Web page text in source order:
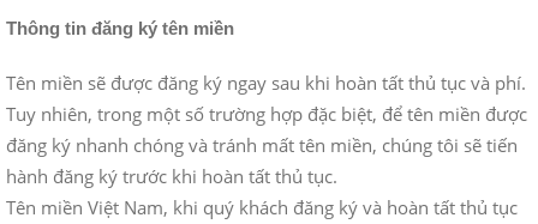
Thông tin đăng ký tên miền
Tên miền sẽ được đăng ký ngay sau khi hoàn tất thủ tục và phí.
Tuy nhiên, trong một số trường hợp đặc biệt, để tên miền được
đăng ký nhanh chóng và tránh mất tên miền, chúng tôi sẽ tiến
hành đăng ký trước khi hoàn tất thủ tục.
Tên miền Việt Nam, khi quý khách đăng ký và hoàn tất thủ tục